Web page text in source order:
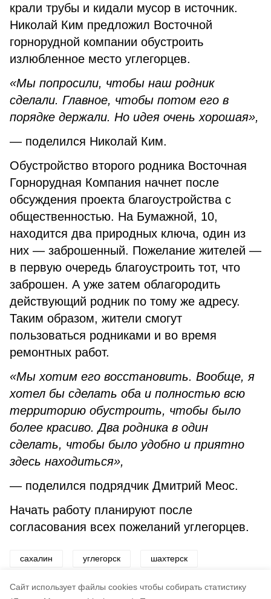
Cайт использует файлы cookies чтобы собирать статистику
крали трубы и кидали мусор в источник.
Николай Ким предложил Восточной
горнорудной компании обустроить
излюбленное место углегорцев.
«Мы попросили, чтобы наш родник
сделали. Главное, чтобы потом его в
порядке держали. Но идея очень хорошая»,
— поделился Николай Ким.
Обустройство второго родника Восточная
Горнорудная Компания начнет после
обсуждения проекта благоустройства с
общественностью. На Бумажной, 10,
находится два природных ключа, один из
них — заброшенный. Пожелание жителей —
в первую очередь благоустроить тот, что
заброшен. А уже затем облагородить
действующий родник по тому же адресу.
Таким образом, жители смогут
пользоваться родниками и во время
ремонтных работ.
«Мы хотим его восстановить. Вообще, я
хотел бы сделать оба и полностью всю
территорию обустроить, чтобы было
более красиво. Два родника в один
сделать, чтобы было удобно и приятно
здесь находиться»,
— поделился подрядчик Дмитрий Меос.
Начать работу планируют после
согласования всех пожеланий углегорцев.
сахалин углегорск шахтерск
родник вода благоустройство